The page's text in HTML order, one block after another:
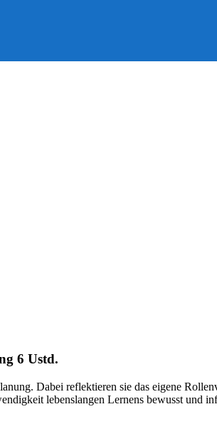
6 Ustd.
Dabei reflektieren sie das eigene
lebenslangen Lernens bewusst und